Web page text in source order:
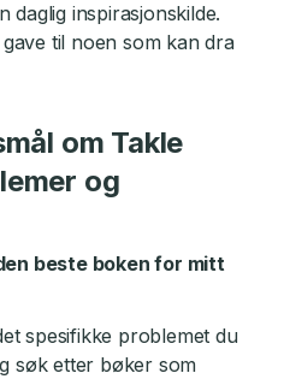
daglig inspirasjonskilde.
til noen som kan dra
om Takle
og
beste boken for mitt
spesifikke problemet du
søk etter bøker som